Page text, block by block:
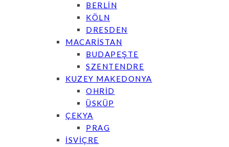
BERLİN
KÖLN
DRESDEN
MACARİSTAN
BUDAPEŞTE
SZENTENDRE
KUZEY MAKEDONYA
OHRİD
ÜSKÜP
ÇEKYA
PRAG
İSVİÇRE